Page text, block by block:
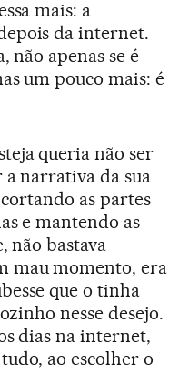
mais: a
da internet.
não apenas se é
um pouco mais: é
queria não ser
narrativa da sua
as partes
e mantendo as
não bastava
mau momento, era
que o tinha
nesse desejo.
dias na internet,
ao escolher o